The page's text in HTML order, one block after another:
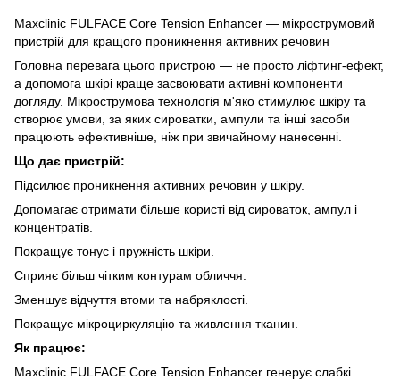
Maxclinic FULFACE Core Tension Enhancer — мікрострумовий
пристрій для кращого проникнення активних речовин
Головна перевага цього пристрою — не просто ліфтинг-ефект,
а допомога шкірі краще засвоювати активні компоненти
догляду. Мікрострумова технологія м'яко стимулює шкіру та
створює умови, за яких сироватки, ампули та інші засоби
працюють ефективніше, ніж при звичайному нанесенні.
Що дає пристрій:
Підсилює проникнення активних речовин у шкіру.
Допомагає отримати більше користі від сироваток, ампул і
концентратів.
Покращує тонус і пружність шкіри.
Сприяє більш чітким контурам обличчя.
Зменшує відчуття втоми та набряклості.
Покращує мікроциркуляцію та живлення тканин.
Як працює:
Maxclinic FULFACE Core Tension Enhancer генерує слабкі